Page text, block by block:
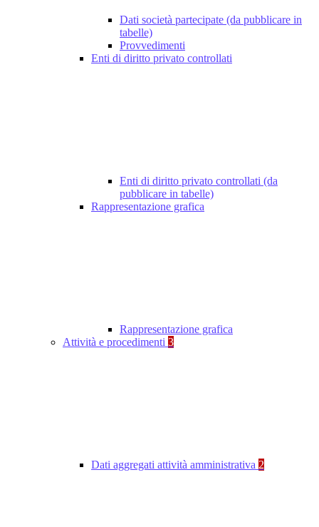
Dati società partecipate (da pubblicare in
tabelle)
Provvedimenti
Enti di diritto privato controllati
Enti di diritto privato controllati (da
pubblicare in tabelle)
Rappresentazione grafica
Rappresentazione grafica
Attività e procedimenti 3
Dati aggregati attività amministrativa 2